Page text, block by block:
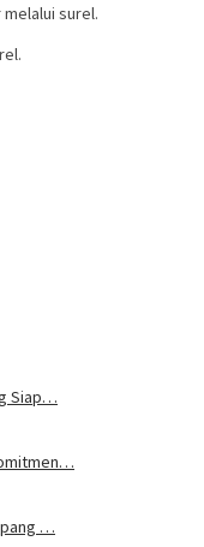
surel.
Siap…
…